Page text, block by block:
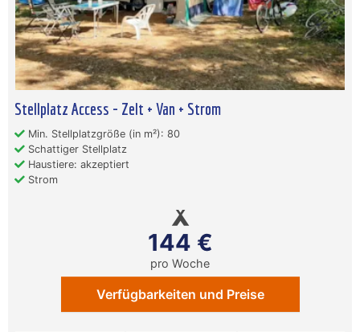
Stellplatz Access - Zelt + Van + Strom
Min. Stellplatzgröße (in m²): 80
Schattiger Stellplatz
Haustiere: akzeptiert
Strom
144 €
pro Woche
Verfügbarkeiten und Preise